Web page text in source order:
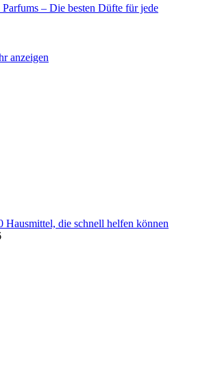
– Die besten Düfte für jede
anzeigen
Hausmittel, die schnell helfen können